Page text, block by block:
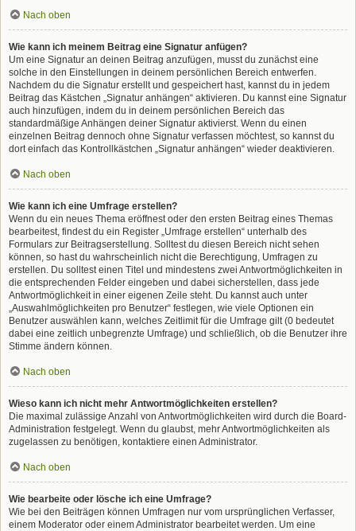
Nach oben
Wie kann ich meinem Beitrag eine Signatur anfügen?
Um eine Signatur an deinen Beitrag anzufügen, musst du zunächst eine
solche in den Einstellungen in deinem persönlichen Bereich entwerfen.
Nachdem du die Signatur erstellt und gespeichert hast, kannst du in jedem
Beitrag das Kästchen „Signatur anhängen“ aktivieren. Du kannst eine Signatur
auch hinzufügen, indem du in deinem persönlichen Bereich das
standardmäßige Anhängen deiner Signatur aktivierst. Wenn du einen
einzelnen Beitrag dennoch ohne Signatur verfassen möchtest, so kannst du
dort einfach das Kontrollkästchen „Signatur anhängen“ wieder deaktivieren.
Nach oben
Wie kann ich eine Umfrage erstellen?
Wenn du ein neues Thema eröffnest oder den ersten Beitrag eines Themas
bearbeitest, findest du ein Register „Umfrage erstellen“ unterhalb des
Formulars zur Beitragserstellung. Solltest du diesen Bereich nicht sehen
können, so hast du wahrscheinlich nicht die Berechtigung, Umfragen zu
erstellen. Du solltest einen Titel und mindestens zwei Antwortmöglichkeiten in
die entsprechenden Felder eingeben und dabei sicherstellen, dass jede
Antwortmöglichkeit in einer eigenen Zeile steht. Du kannst auch unter
„Auswahlmöglichkeiten pro Benutzer“ festlegen, wie viele Optionen ein
Benutzer auswählen kann, welches Zeitlimit für die Umfrage gilt (0 bedeutet
dabei eine zeitlich unbegrenzte Umfrage) und schließlich, ob die Benutzer ihre
Stimme ändern können.
Nach oben
Wieso kann ich nicht mehr Antwortmöglichkeiten erstellen?
Die maximal zulässige Anzahl von Antwortmöglichkeiten wird durch die Board-
Administration festgelegt. Wenn du glaubst, mehr Antwortmöglichkeiten als
zugelassen zu benötigen, kontaktiere einen Administrator.
Nach oben
Wie bearbeite oder lösche ich eine Umfrage?
Wie bei den Beiträgen können Umfragen nur vom ursprünglichen Verfasser,
einem Moderator oder einem Administrator bearbeitet werden. Um eine